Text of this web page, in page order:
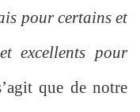
pour certains et
excellents pour
que de notre